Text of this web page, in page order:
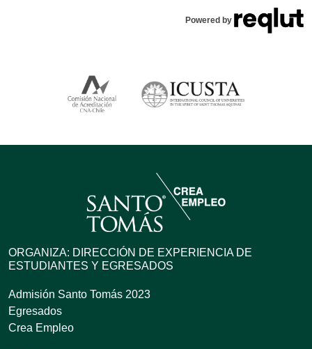
Powered by
ORGANIZA: DIRECCIÓN DE EXPERIENCIA DE
ESTUDIANTES Y EGRESADOS
Admisión Santo Tomás 2023
Egresados
Crea Empleo